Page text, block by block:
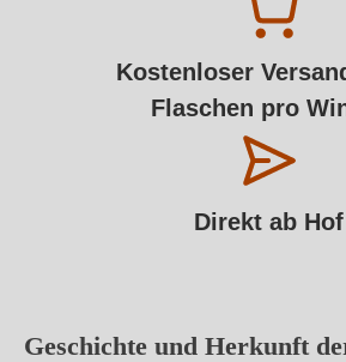
Kostenloser
Flaschen pro
Direkt ab Hof
Geschichte und Herkunft